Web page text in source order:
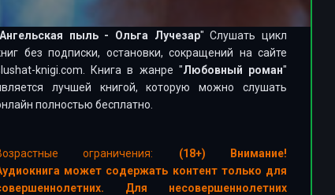
Ангельская пыль - Ольга Лучезар" Слушать цикл
без подписки, остановки, сокращений на сайте
knigi.com. Книга в жанре "Любовный роман"
лучшей книгой, которую можно слушать
полностью бесплатно.
ограничения:
(18+) Внимание!
может содержать контент только для
Для несовершеннолетних